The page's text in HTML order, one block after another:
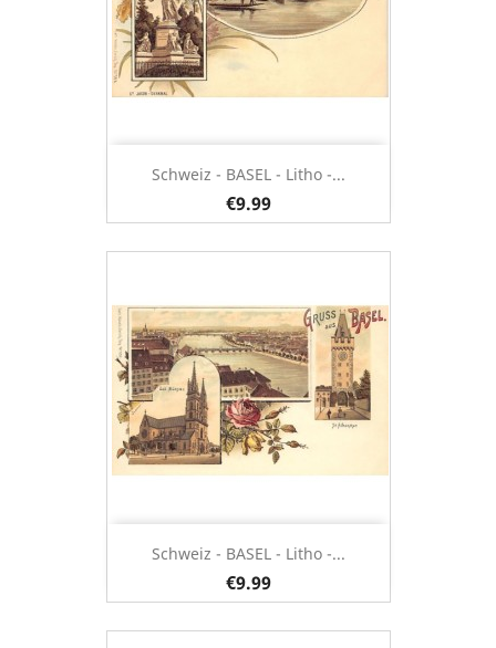
Schweiz - BASEL - Litho -...
€9.99
Schweiz - BASEL - Litho -...
€9.99